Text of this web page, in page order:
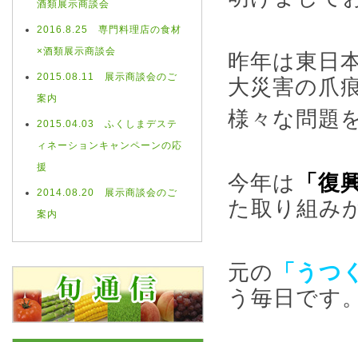
昨年は東日
大災害の爪
様々な問題
今年は
「復
た取り組み
元の 「うつ
う毎日です
酒類展示商談会
2016.8.25 専門料理店の食材
×酒類展示商談会
2015.08.11 展示商談会のご
案内
2015.04.03 ふくしまデステ
ィネーションキャンペーンの応
援
2014.08.20 展示商談会のご
案内